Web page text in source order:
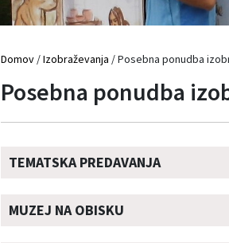
Domov /Izobraževanja /Posebna ponudba
Posebna ponudba
TEMATSKA PREDAVANJA
MUZEJ NA OBISKU